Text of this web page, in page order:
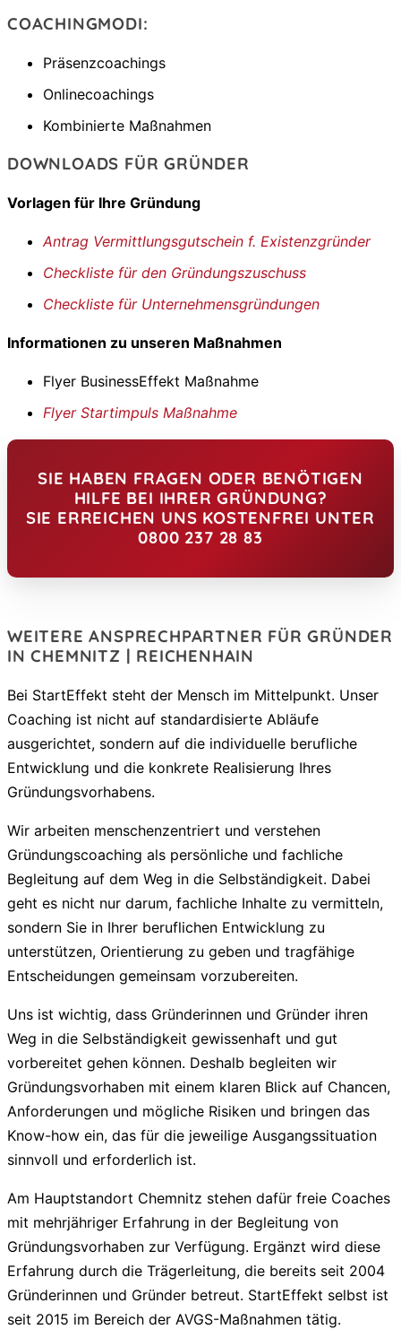
COACHINGMODI:
Präsenzcoachings
Onlinecoachings
Kombinierte Maßnahmen
DOWNLOADS FÜR GRÜNDER
Vorlagen für Ihre Gründung
Antrag Vermittlungsgutschein f. Existenzgründer
Checkliste für den Gründungszuschuss
Checkliste für Unternehmensgründungen
Informationen zu unseren Maßnahmen
Flyer BusinessEffekt Maßnahme
Flyer Startimpuls Maßnahme
SIE HABEN FRAGEN ODER BENÖTIGEN
HILFE BEI IHRER GRÜNDUNG?
SIE ERREICHEN UNS KOSTENFREI UNTER
0800 237 28 83
WEITERE ANSPRECHPARTNER FÜR GRÜNDER
IN CHEMNITZ | REICHENHAIN
Bei StartEffekt steht der Mensch im Mittelpunkt. Unser
Coaching ist nicht auf standardisierte Abläufe
ausgerichtet, sondern auf die individuelle berufliche
Entwicklung und die konkrete Realisierung Ihres
Gründungsvorhabens.
Wir arbeiten menschenzentriert und verstehen
Gründungscoaching als persönliche und fachliche
Begleitung auf dem Weg in die Selbständigkeit. Dabei
geht es nicht nur darum, fachliche Inhalte zu vermitteln,
sondern Sie in Ihrer beruflichen Entwicklung zu
unterstützen, Orientierung zu geben und tragfähige
Entscheidungen gemeinsam vorzubereiten.
Uns ist wichtig, dass Gründerinnen und Gründer ihren
Weg in die Selbständigkeit gewissenhaft und gut
vorbereitet gehen können. Deshalb begleiten wir
Gründungsvorhaben mit einem klaren Blick auf Chancen,
Anforderungen und mögliche Risiken und bringen das
Know-how ein, das für die jeweilige Ausgangssituation
sinnvoll und erforderlich ist.
Am Hauptstandort Chemnitz stehen dafür freie Coaches
mit mehrjähriger Erfahrung in der Begleitung von
Gründungsvorhaben zur Verfügung. Ergänzt wird diese
Erfahrung durch die Trägerleitung, die bereits seit 2004
Gründerinnen und Gründer betreut. StartEffekt selbst ist
seit 2015 im Bereich der AVGS-Maßnahmen tätig.